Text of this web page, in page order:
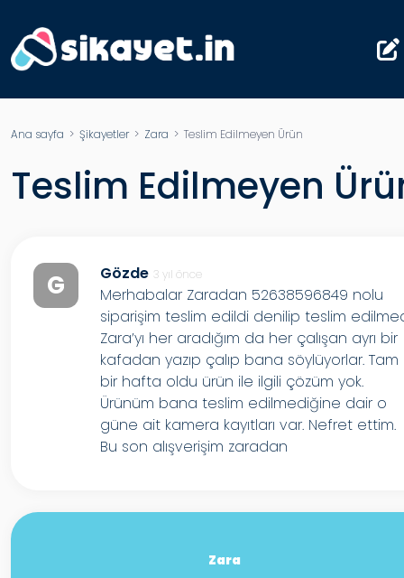
Ana sayfa > Şikayetler> Zara > Teslim Edilmeyen Ürün
Teslim Edilmeyen
G Gözde 3 yıl önce
Merhabalar Zaradan 52638596849 nolu
siparişim teslim edildi denilip teslim
Zara’yı her aradığım da her çalışan ayrı bir
kafadan yazıp çalıp bana söylüyorlar. Tam
bir hafta oldu ürün ile ilgili çözüm yok.
Ürünüm bana teslim edilmediğine dair o
güne ait kamera kayıtları var. Nefret ettim.
Bu son alışverişim zaradan
Zara